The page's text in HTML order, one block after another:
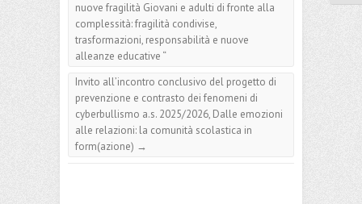
nuove fragilità Giovani e adulti di fronte alla
complessità: fragilità condivise,
trasformazioni, responsabilità e nuove
alleanze educative “
Invito all’incontro conclusivo del progetto di
prevenzione e contrasto dei fenomeni di
cyberbullismo a.s. 2025/2026, Dalle emozioni
alle relazioni: la comunità scolastica in
form(azione) →